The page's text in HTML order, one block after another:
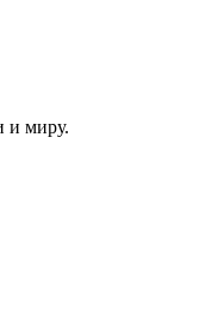
и миру.